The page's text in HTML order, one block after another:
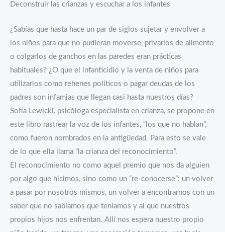
Deconstruir las crianzas y escuchar a los infantes
¿Sabías que hasta hace un par de siglos sujetar y envolver a
los niños para que no pudieran moverse, privarlos de alimento
o colgarlos de ganchos en las paredes eran prácticas
habituales? ¿O que el infanticidio y la venta de niños para
utilizarlos como rehenes políticos o pagar deudas de los
padres son infamias que llegan casi hasta nuestros días?
Sofía Lewicki, psicóloga especialista en crianza, se propone en
este libro rastrear la voz de los infantes, “los que no hablan”,
como fueron nombrados en la antigüedad. Para esto se vale
de lo que ella llama “la crianza del reconocimiento”.
El reconocimiento no como aquel premio que nos da alguien
por algo que hicimos, sino como un “re-conocerse”: un volver
a pasar por nosotros mismos, un volver a encontrarnos con un
saber que no sabíamos que teníamos y al que nuestros
propios hijos nos enfrentan. Allí nos espera nuestro propio